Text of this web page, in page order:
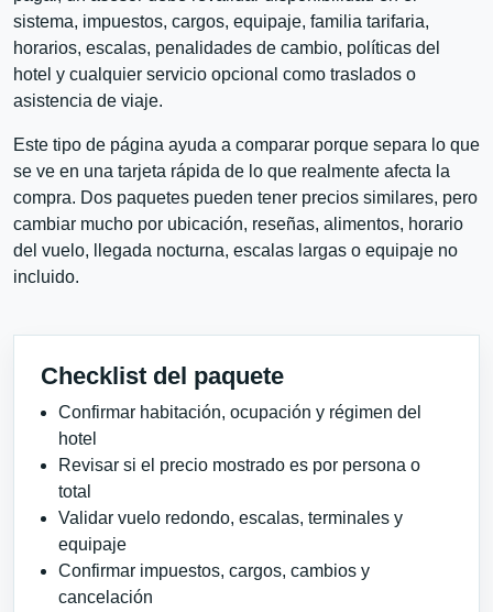
sistema, impuestos, cargos, equipaje, familia tarifaria,
horarios, escalas, penalidades de cambio, políticas del
hotel y cualquier servicio opcional como traslados o
asistencia de viaje.
Este tipo de página ayuda a comparar porque separa lo que
se ve en una tarjeta rápida de lo que realmente afecta la
compra. Dos paquetes pueden tener precios similares, pero
cambiar mucho por ubicación, reseñas, alimentos, horario
del vuelo, llegada nocturna, escalas largas o equipaje no
incluido.
Checklist del paquete
Confirmar habitación, ocupación y régimen del
hotel
Revisar si el precio mostrado es por persona o
total
Validar vuelo redondo, escalas, terminales y
equipaje
Confirmar impuestos, cargos, cambios y
cancelación